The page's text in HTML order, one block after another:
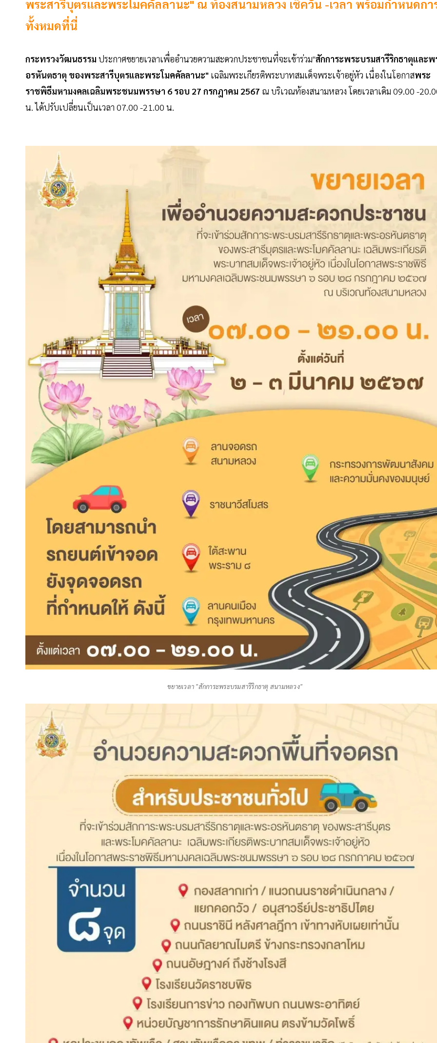
พระสารีบุตรและพระโมคคัลลานะ" ณ ท้องสนามหลวง เช็ควัน -เวลา พร้อมกำหนดกา
ทั้งหมดที่นี่
กระทรวงวัฒนธรรม ประกาศขยายเวลาเพื่ออำนวยความสะดวกประชาชนที่จะเข้าร่วม"สักการะพระบรมสารีริกธาตุและพ
อรหันตธาตุ ของพระสารีบุตรและพระโมคคัลลานะ" เฉลิมพระเกียรติพระบาทสมเด็จพระเจ้าอยู่หัว เนื่องในโอกาสพระ
ราชพิธีมหามงคลเฉลิมพระชนมพรรษา 6 รอบ 27 กรกฎาคม 2567 ณ บริเวณท้องสนามหลวง โดยเวลาเดิม 09.00 -
น. ได้ปรับเปลี่ยนเป็นเวลา 07.00 -21.00 น.
ขยายเวลา "สักการะพระบรมสารีริกธาตุ สนามหลวง"